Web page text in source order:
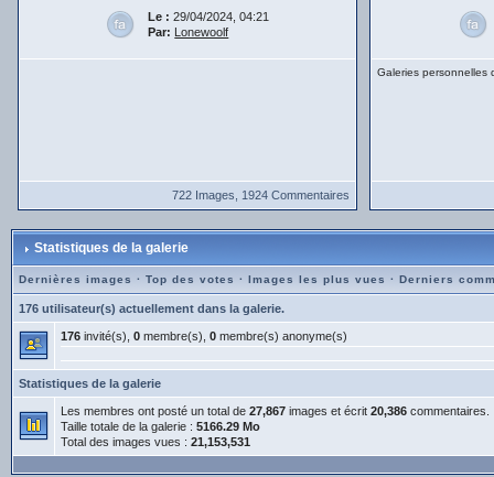
Le : 29/04/2024, 04:21
Par: Lonewoolf
722 Images, 1924 Commentaires
Galeries personnelles
Statistiques de la galerie
Dernières images · Top des votes · Images les plus vues · Derniers
176 utilisateur(s) actuellement dans la galerie.
176invité(s), 0membre(s), 0membre(s) anonyme(s)
Statistiques de la galerie
Les membres ont posté un total de 27,867images et écrit 20,386commentaires.
Taille totale de la galerie : 5166.29 Mo
Total des images vues : 21,153,531